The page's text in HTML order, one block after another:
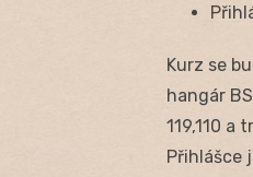
Kurz se
hangár
119,110
Přihlášce